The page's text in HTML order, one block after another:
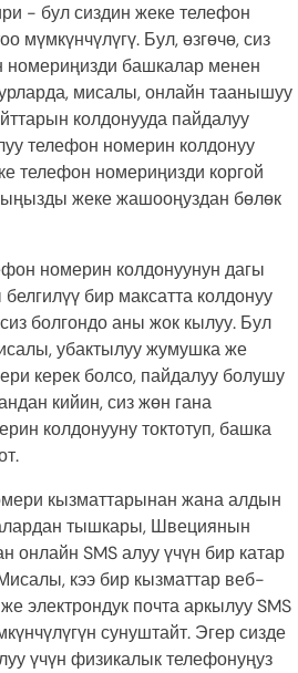
- бул сиздин жеке телефон
мүмкүнчүлүгү. Бул, өзгөчө, сиз
номериңизди башкалар менен
мисалы, онлайн таанышуу
колдонууда пайдалуу
телефон номерин колдонуу
телефон номериңизди коргой
жеке жашооңуздан бөлөк
номерин колдонуунун дагы
бир максатта колдонуу
болгондо аны жок кылуу. Бул
убактылуу жумушка же
керек болсо, пайдалуу болушу
кийин, сиз жөн гана
колдонууну токтотуп, башка
кызматтарынан жана алдын
тышкары, Швециянын
онлайн SMS алуу үчүн бир катар
кээ бир кызматтар веб-
электрондук почта аркылуу SMS
сунуштайт. Эгер сизде
үчүн физикалык телефонуңуз